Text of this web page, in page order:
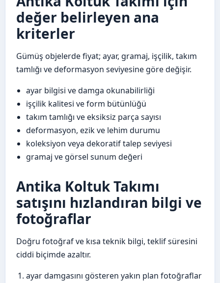
değer belirleyen ana
kriterler
Gümüş objelerde fiyat; ayar, gramaj, işçilik, takım
tamlığı ve deformasyon seviyesine göre değişir.
ayar bilgisi ve damga okunabilirliği
işçilik kalitesi ve form bütünlüğü
takım tamlığı ve eksiksiz parça sayısı
deformasyon, ezik ve lehim durumu
koleksiyon veya dekoratif talep seviyesi
gramaj ve görsel sunum değeri
Antika Koltuk Takımı
satışını hızlandıran bilgi ve
fotoğraflar
Doğru fotoğraf ve kısa teknik bilgi, teklif süresini
ciddi biçimde azaltır.
ayar damgasını gösteren yakın plan fotoğraflar